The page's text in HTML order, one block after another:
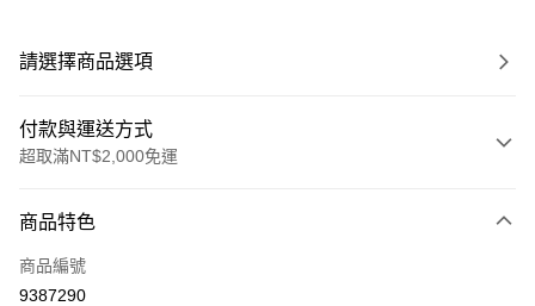
請選擇商品選項
付款與運送方式
超取滿NT$2,000免運
信用卡一次付款
信用卡分期付款
商品特色
商品編號
9387290